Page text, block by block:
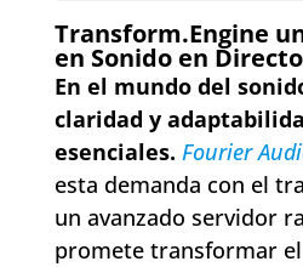
Transform.Engine
en Sonido en Directo
En el mundo del
claridad y
esenciales. Fourier
esta demanda con el
un avanzado servidor
promete transformar